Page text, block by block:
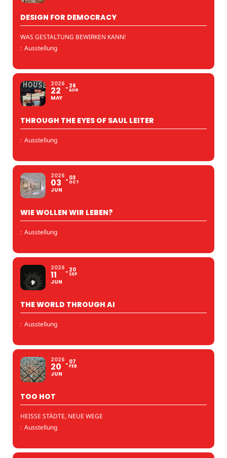
DESIGN FOR DEMOCRACY
WAS GESTALTUNG BEWIRKEN KANN!
: Ausstellung
2026
22
MAY
26
AUG
THROUGH THE EYES OF SAUL LEITER
: Ausstellung
2026
03
JUN
03
OCT
WIE WOLLEN WIR LEBEN?
: Ausstellung
2026
11
JUN
20
SEP
THE WORLD THROUGH AI
: Ausstellung
2026
20
JUN
07
FEB
TOO HOT
HEISSE STÄDTE, NEUE WEGE
: Ausstellung